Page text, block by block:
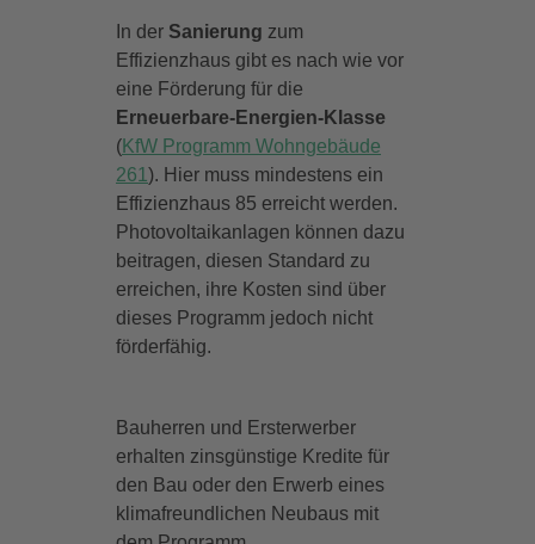
In der Sanierung zum
Effizienzhaus gibt es nach wie vor
eine Förderung für die
Erneuerbare-Energien-Klasse
(KfW Programm Wohngebäude
261 ). Hier muss mindestens ein
Effizienzhaus 85 erreicht werden.
Photovoltaikanlagen können dazu
beitragen, diesen Standard zu
erreichen, ihre Kosten sind über
dieses Programm jedoch nicht
förderfähig.
Bauherren und Ersterwerber
erhalten zinsgünstige Kredite für
den Bau oder den Erwerb eines
klimafreundlichen Neubaus mit